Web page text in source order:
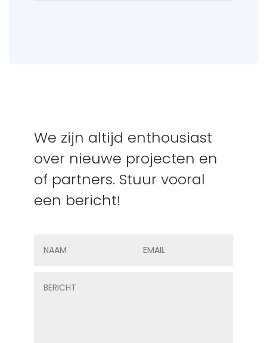
We zijn altijd enthousiast
over nieuwe projecten en
of partners. Stuur vooral
een bericht!